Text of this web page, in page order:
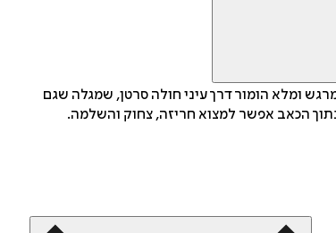
ומלא הומור דרך עיני חולה סרטן, שמגלה שגם
הכאב אפשר למצוא חריזה, צחוק והשלמה.